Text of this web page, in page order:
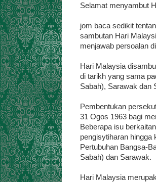
Selamat menyambut
jom baca sedikit
sambutan Hari
menjawab persoalan
Hari Malaysia
di tarikh yang sama
Sabah), Sarawak dan
Pembentukan
31 Ogos 1963 bagi
Beberapa isu
pengisytiharan hingga
Pertubuhan Bangsa-
Sabah) dan Sarawak.
Hari Malaysia